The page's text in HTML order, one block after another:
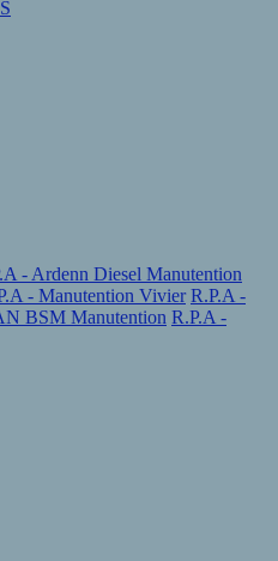
- Ardenn Diesel Manutention
- Manutention Vivier R.P.A -
BSM Manutention R.P.A -